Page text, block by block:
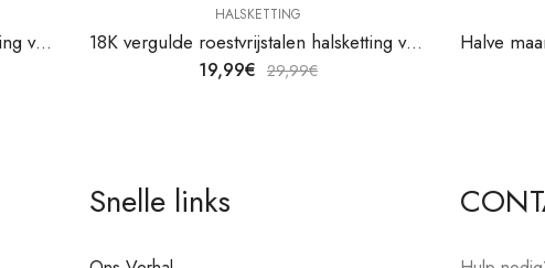
18K vergulde roestvrijstalen halsketting van V&F Juweliers
HALSKETTING
18K vergulde roestvrijstalen halsketting van V&F Juweliers
19,99€ 29,99€
Snelle links